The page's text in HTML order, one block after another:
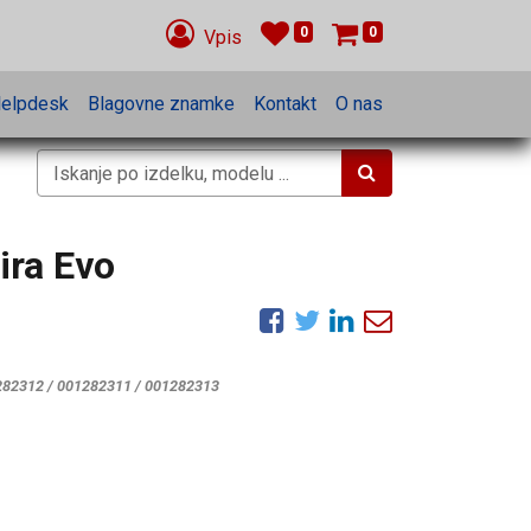
Vpis 0 0
Blagovne znamke Kontakt O nas
Evo
/ 001282311 / 001282313